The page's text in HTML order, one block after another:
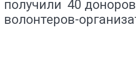
получили 40
волонтеров-